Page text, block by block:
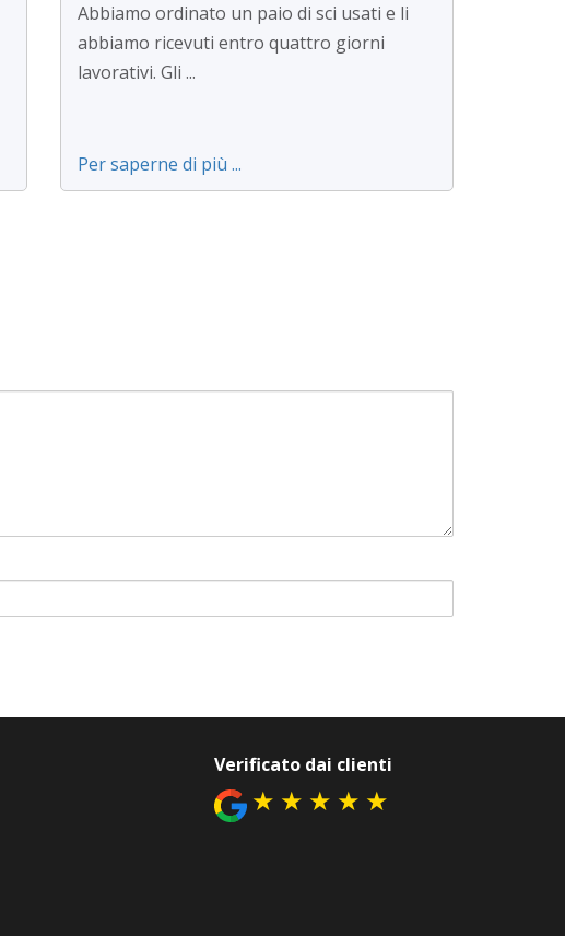
Abbiamo ordinato un paio di sci usati e li
abbiamo ricevuti entro quattro giorni
lavorativi. Gli ...
Per saperne di più ...
Verificato dai clienti
★ ★ ★ ★ ★